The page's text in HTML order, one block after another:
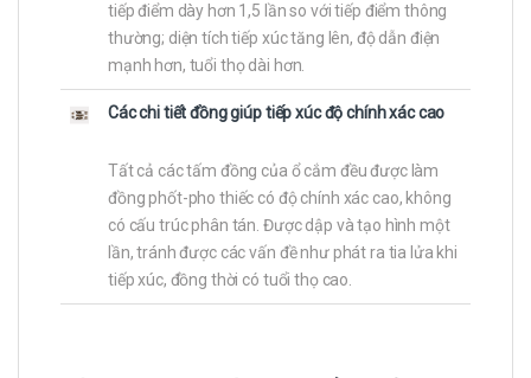
tiếp điểm dày hơn 1,5 lần so với tiếp điểm thông
thường; diện tích tiếp xúc tăng lên, độ dẫn điện
mạnh hơn, tuổi thọ dài hơn.
Các chi tiết đồng giúp tiếp xúc độ chính xác cao
Tất cả các tấm đồng của ổ cắm đều được làm
đồng phốt-pho thiếc có độ chính xác cao, không
có cấu trúc phân tán. Được dập và tạo hình một
lần, tránh được các vấn đề như phát ra tia lửa khi
tiếp xúc, đồng thời có tuổi thọ cao.